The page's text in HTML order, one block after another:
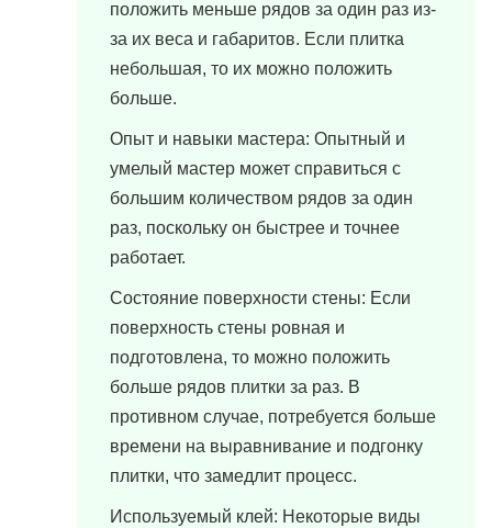
положить меньше рядов за один раз из-
за их веса и габаритов. Если плитка
небольшая, то их можно положить
больше.
Опыт и навыки мастера: Опытный и
умелый мастер может справиться с
большим количеством рядов за один
раз, поскольку он быстрее и точнее
работает.
Состояние поверхности стены: Если
поверхность стены ровная и
подготовлена, то можно положить
больше рядов плитки за раз. В
противном случае, потребуется больше
времени на выравнивание и подгонку
плитки, что замедлит процесс.
Используемый клей: Некоторые виды